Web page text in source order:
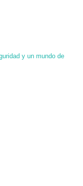
y un mundo de